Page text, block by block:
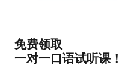
免费领取
一对一口语试听课！